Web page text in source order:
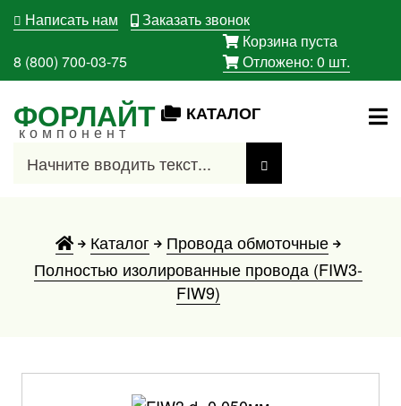
Написать нам Заказать звонок
8 (800) 700-03-75
Корзина пуста
Отложено: 0 шт.
ФОРЛАЙТ
компонент
КАТАЛОГ
Каталог
Провода обмоточные
Полностью изолированные провода (FIW3-
FIW9)